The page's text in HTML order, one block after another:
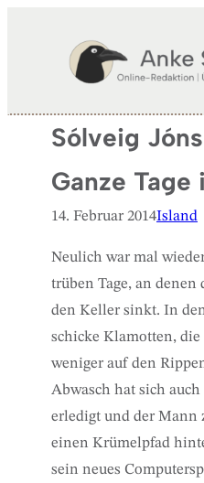
Sólveig
Ganze Tage
14. Februar 2014Island
Neulich war mal
trüben Tage, an
den Keller sinkt. In
schicke Klamotten,
weniger auf den
Abwasch hat sich
erledigt und der Mann
einen Krümelpfad
sein neues